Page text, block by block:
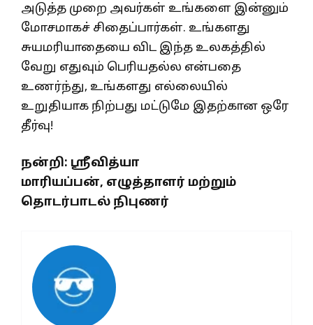
அடுத்த முறை அவர்கள் உங்களை இன்னும்
மோசமாகச் சிதைப்பார்கள். உங்களது
சுயமரியாதையை விட இந்த உலகத்தில்
வேறு எதுவும் பெரியதல்ல என்பதை
உணர்ந்து, உங்களது எல்லையில்
உறுதியாக நிற்பது மட்டுமே இதற்கான ஒரே
தீர்வு!
நன்றி: ஸ்ரீவித்யா
மாரியப்பன், எழுத்தாளர் மற்றும்
தொடர்பாடல் நிபுணர்